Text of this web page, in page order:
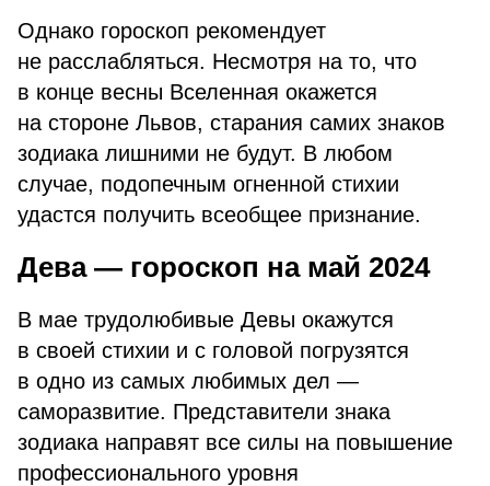
Однако гороскоп рекомендует
не расслабляться. Несмотря на то, что
в конце весны Вселенная окажется
на стороне Львов, старания самих знаков
зодиака лишними не будут. В любом
случае, подопечным огненной стихии
удастся получить всеобщее признание.
Дева — гороскоп на май 2024
В мае трудолюбивые Девы окажутся
в своей стихии и с головой погрузятся
в одно из самых любимых дел —
саморазвитие. Представители знака
зодиака направят все силы на повышение
профессионального уровня